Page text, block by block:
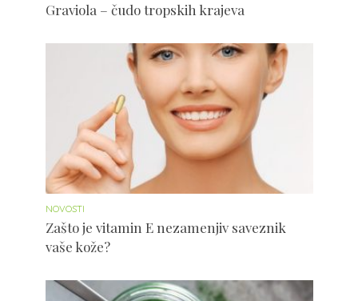
Graviola – čudo tropskih krajeva
NOVOSTI
Zašto je vitamin E nezamenjiv saveznik
vaše kože?